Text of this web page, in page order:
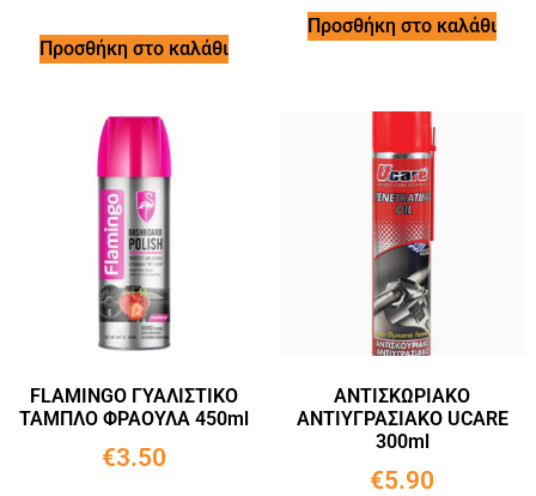
Προσθήκη στο καλάθι
Προσθήκη στο καλάθι
FLAMINGO ΓΥΑΛΙΣΤΙΚΟ
ΤΑΜΠΛΟ ΦΡΑΟΥΛΑ 450ml
€3.50
ΑΝΤΙΣΚΩΡΙΑΚΟ
ΑΝΤΙΥΓΡΑΣΙΑΚΟ UCARE
300ml
€5.90